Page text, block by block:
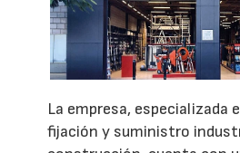
La empresa, especializada
fijación y suministro